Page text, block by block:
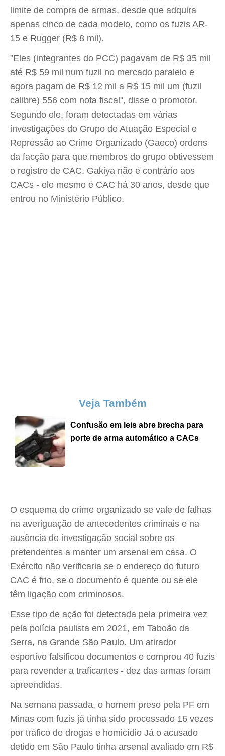
limite de compra de armas, desde que adquira
apenas cinco de cada modelo, como os fuzis AR-
15 e Rugger (R$ 8 mil).
"Eles (integrantes do PCC) pagavam de R$ 35 mil
até R$ 59 mil num fuzil no mercado paralelo e
agora pagam de R$ 12 mil a R$ 15 mil um (fuzil
calibre) 556 com nota fiscal", disse o promotor.
Segundo ele, foram detectadas em várias
investigações do Grupo de Atuação Especial e
Repressão ao Crime Organizado (Gaeco) ordens
da facção para que membros do grupo obtivessem
o registro de CAC. Gakiya não é contrário aos
CACs - ele mesmo é CAC há 30 anos, desde que
entrou no Ministério Público.
Veja Também
Confusão em leis abre brecha para
porte de arma automático a CACs
O esquema do crime organizado se vale de falhas
na averiguação de antecedentes criminais e na
ausência de investigação social sobre os
pretendentes a manter um arsenal em casa. O
Exército não verificaria se o endereço do futuro
CAC é frio, se o documento é quente ou se ele
têm ligação com criminosos.
Esse tipo de ação foi detectada pela primeira vez
pela polícia paulista em 2021, em Taboão da
Serra, na Grande São Paulo. Um atirador
esportivo falsificou documentos e comprou 40 fuzis
para revender a traficantes - dez das armas foram
apreendidas.
Na semana passada, o homem preso pela PF em
Minas com fuzis já tinha sido processado 16 vezes
por tráfico de drogas e homicídio Já o acusado
detido em São Paulo tinha arsenal avaliado em R$